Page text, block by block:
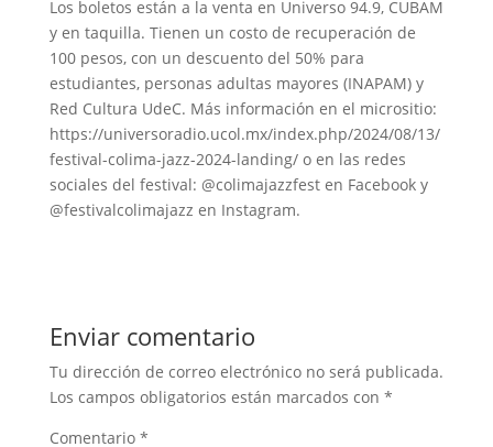
Los boletos están a la venta en Universo 94.9, CUBAM
y en taquilla. Tienen un costo de recuperación de
100 pesos, con un descuento del 50% para
estudiantes, personas adultas mayores (INAPAM) y
Red Cultura UdeC. Más información en el micrositio:
https://universoradio.ucol.mx/index.php/2024/08/13/
festival-colima-jazz-2024-landing/ o en las redes
sociales del festival: @colimajazzfest en Facebook y
@festivalcolimajazz en Instagram.
Enviar comentario
Tu dirección de correo electrónico no será publicada.
Los campos obligatorios están marcados con *
Comentario *